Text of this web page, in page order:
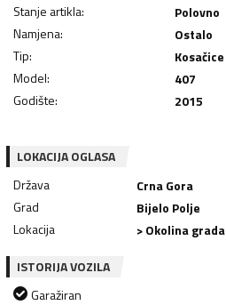
Stanje artikla:
Polovno
Namjena:
Ostalo
Tip:
Kosačice
Model:
407
Godište: 2015
LOKACIJA OGLASA
Država
Crna Gora
Grad
Bijelo Polje
Lokacija
> Okolina grada
ISTORIJA VOZILA
Garažiran